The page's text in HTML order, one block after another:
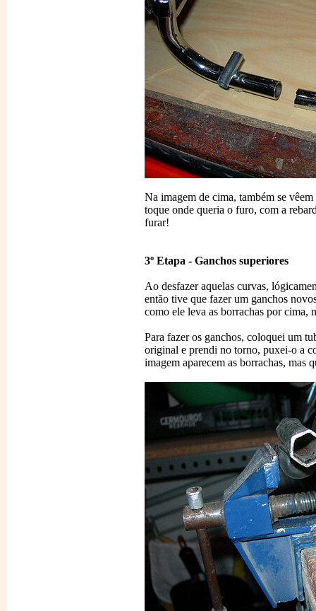
Na imagem de cima, também se
toque onde queria o furo, com a
furar!
3º Etapa - Ganchos superiores
Ao desfazer aquelas curvas,
então tive que fazer um ganchos
como ele leva as borrachas por cima,
Para fazer os ganchos, coloquei um
original e prendi no torno, puxei-o a
imagem aparecem as borrachas, mas